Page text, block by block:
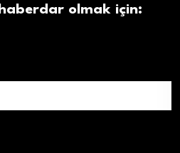
olmak için: